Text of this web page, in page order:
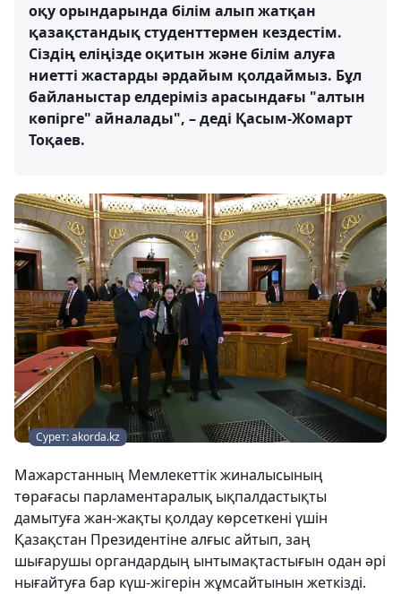
оқу орындарында білім алып жатқан
қазақстандық студенттермен кездестім.
Сіздің еліңізде оқитын және білім алуға
ниетті жастарды әрдайым қолдаймыз. Бұл
байланыстар елдеріміз арасындағы "алтын
көпірге" айналады", – деді Қасым-Жомарт
Тоқаев.
Сурет: akorda.kz
Мажарстанның Мемлекеттік жиналысының
төрағасы парламентаралық ықпалдастықты
дамытуға жан-жақты қолдау көрсеткені үшін
Қазақстан Президентіне алғыс айтып, заң
шығарушы органдардың ынтымақтастығын одан әрі
нығайтуға бар күш-жігерін жұмсайтынын жеткізді.